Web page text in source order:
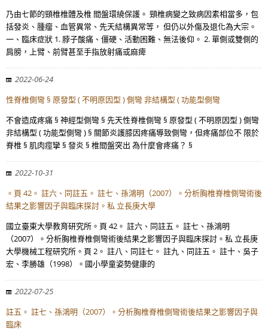
乃由七節的頸椎椎體及椎 間盤環繞保護。 頸椎病變之致病因素相當多，包
括發炎、腫瘤、血管異常、先天結構異常等， 但仍以外傷及退化為大宗。
一、臨床症狀 1. 脖子酸痛、僵硬、活動困難、無法後仰。 2. 單側或雙側的
肩膀，上臂、前臂甚至手指放射痛或麻痺
2022-06-24
性脊椎側彎 § 原發型 ( 不明原因型 ) 側彎 非結構型 ( 功能型側彎
不會造成疼痛 § 神經型側彎 § 先天性脊椎側彎 § 原發型 ( 不明原因型 ) 側彎
非結構型 ( 功能型側彎 ) § 關節炎護膝因疼痛導致側彎，但疼痛部位不 限於
脊椎 § 肌肉痙攣 § 發炎 § 椎間盤突出 為什麼會疼痛？ §
2022-10-31
。頁 42。 註六、同註五。 註七、孫鴻明（2007）。分析胸椎脊椎側彎術後
結果之影響因子與臨床探討。私 立長庚大學
國立臺東大學教育研究所。頁 42。 註六、同註五。 註七、孫鴻明
（2007）。分析胸椎脊椎側彎術後結果之影響因子與臨床探討。私 立長庚
大學機械工程研究所。頁 2。 註八、同註七。 註九、同註五。 註十、吳子
宏、李勝雄（1998）。國小學童姿勢健康的
2022-07-25
註五。 註七、孫鴻明（2007）。分析胸椎脊椎側彎術後結果之影響因子與
臨床